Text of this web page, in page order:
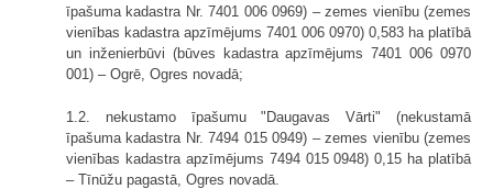
īpašuma kadastra Nr. 7401 006 0969) – zemes vienību (zemes
vienības kadastra apzīmējums 7401 006 0970) 0,583 ha platībā
un inženierbūvi (būves kadastra apzīmējums 7401 006 0970
001) – Ogrē, Ogres novadā;
1.2. nekustamo īpašumu "Daugavas Vārti" (nekustamā
īpašuma kadastra Nr. 7494 015 0949) – zemes vienību (zemes
vienības kadastra apzīmējums 7494 015 0948) 0,15 ha platībā
– Tīnūžu pagastā, Ogres novadā.